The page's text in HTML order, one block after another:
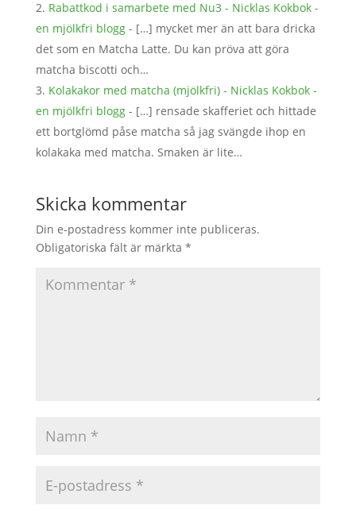
Rabattkod i samarbete med Nu3 - Nicklas Kokbok -
en mjölkfri blogg- […] mycket mer än att bara dricka
det som en Matcha Latte. Du kan pröva att göra
matcha biscotti och…
Kolakakor med matcha (mjölkfri) - Nicklas Kokbok -
en mjölkfri blogg- […] rensade skafferiet och hittade
ett bortglömd påse matcha så jag svängde ihop en
kolakaka med matcha. Smaken är lite…
Skicka kommentar
Din e-postadress kommer inte publiceras.
Obligatoriska fält är märkta *